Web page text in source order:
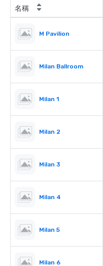
名稱
M Pavilion
Milan Ballroom
Milan 1
Milan 2
Milan 3
Milan 4
Milan 5
Milan 6